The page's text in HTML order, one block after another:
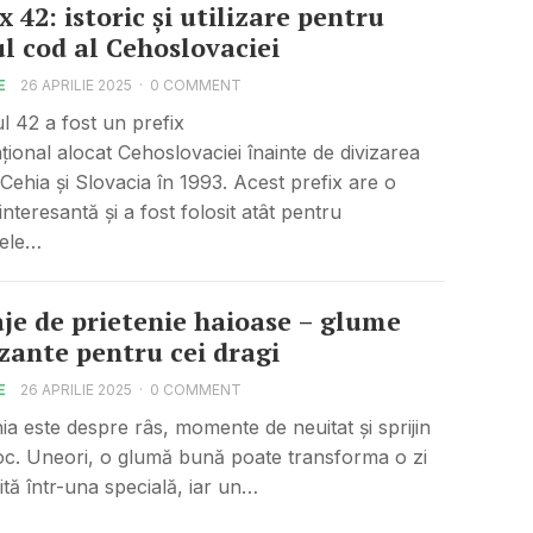
42: istoric și utilizare pentru
cod al Cehoslovaciei
26 APRILIE 2025 · 0 COMMENT
42 a fost un prefix
alocat Cehoslovaciei înainte de divizarea
și Slovacia în 1993. Acest prefix are o
și a fost folosit atât pentru
de prietenie haioase – glume
pentru cei dragi
26 APRILIE 2025 · 0 COMMENT
este despre râs, momente de neuitat și sprijin
Uneori, o glumă bună poate transforma o zi
într-una specială, iar un…